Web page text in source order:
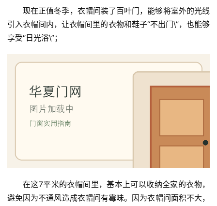
现在正值冬季，衣帽间装了百叶门，能够将室外的光线
引入衣帽间内，让衣帽间里的衣物和鞋子“不出门\”，也能够
享受“日光浴\”；
在这7平米的衣帽间里，基本上可以收纳全家的衣物，
避免因为不通风造成衣帽间有霉味。因为衣帽间面积不大，